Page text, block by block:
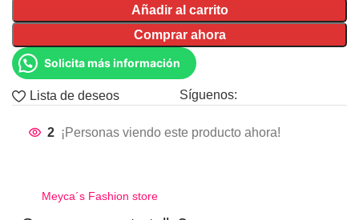
Añadir al carrito
Comprar ahora
Solicita más información
Lista de deseos Síguenos:
2 ¡Personas viendo este producto ahora!
Meyca´s Fashion store